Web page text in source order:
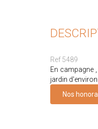
Ref 5489
En campagne
jardin
Nos